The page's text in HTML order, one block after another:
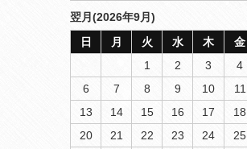
翌月(2026年9月)
日
月 火 水 木 金
1
2 3 4
6
7 8 9 10 11
13
14 15 16 17 18
20
21 22 23 24 25